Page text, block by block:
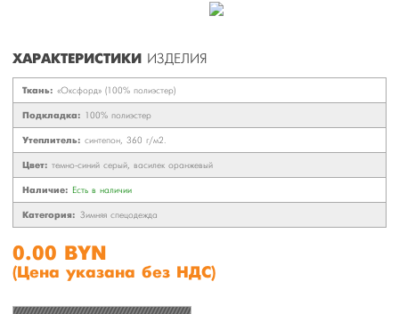
ХАРАКТЕРИСТИКИ ИЗДЕЛИЯ
Ткань: «Оксфорд» (100% полиэстер)
Подкладка: 100% полиэстер
Утеплитель: синтепон, 360 г/м2.
Цвет: темно-синий серый, василек оранжевый
Наличие: Есть в наличии
Категория: Зимняя спецодежда
0.00 BYN
(Цена указана без НДС)